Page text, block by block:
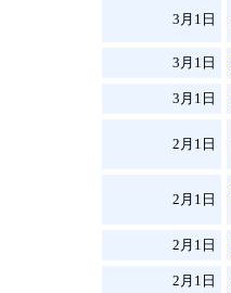
3月1日
3月1日
3月1日
2月1日
2月1日
2月1日
2月1日